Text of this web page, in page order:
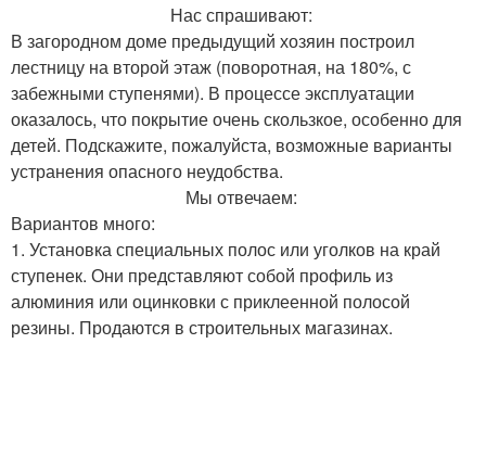
Нас спрашивают:
В загородном доме предыдущий хозяин построил
лестницу на второй этаж (поворотная, на 180%, с
забежными ступенями). В процессе эксплуатации
оказалось, что покрытие очень скользкое, особенно для
детей. Подскажите, пожалуйста, возможные варианты
устранения опасного неудобства.
Мы отвечаем:
Вариантов много:
1. Установка специальных полос или уголков на край
ступенек. Они представляют собой профиль из
алюминия или оцинковки с приклеенной полосой
резины. Продаются в строительных магазинах.